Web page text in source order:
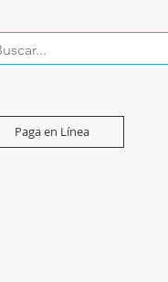
Paga en Línea